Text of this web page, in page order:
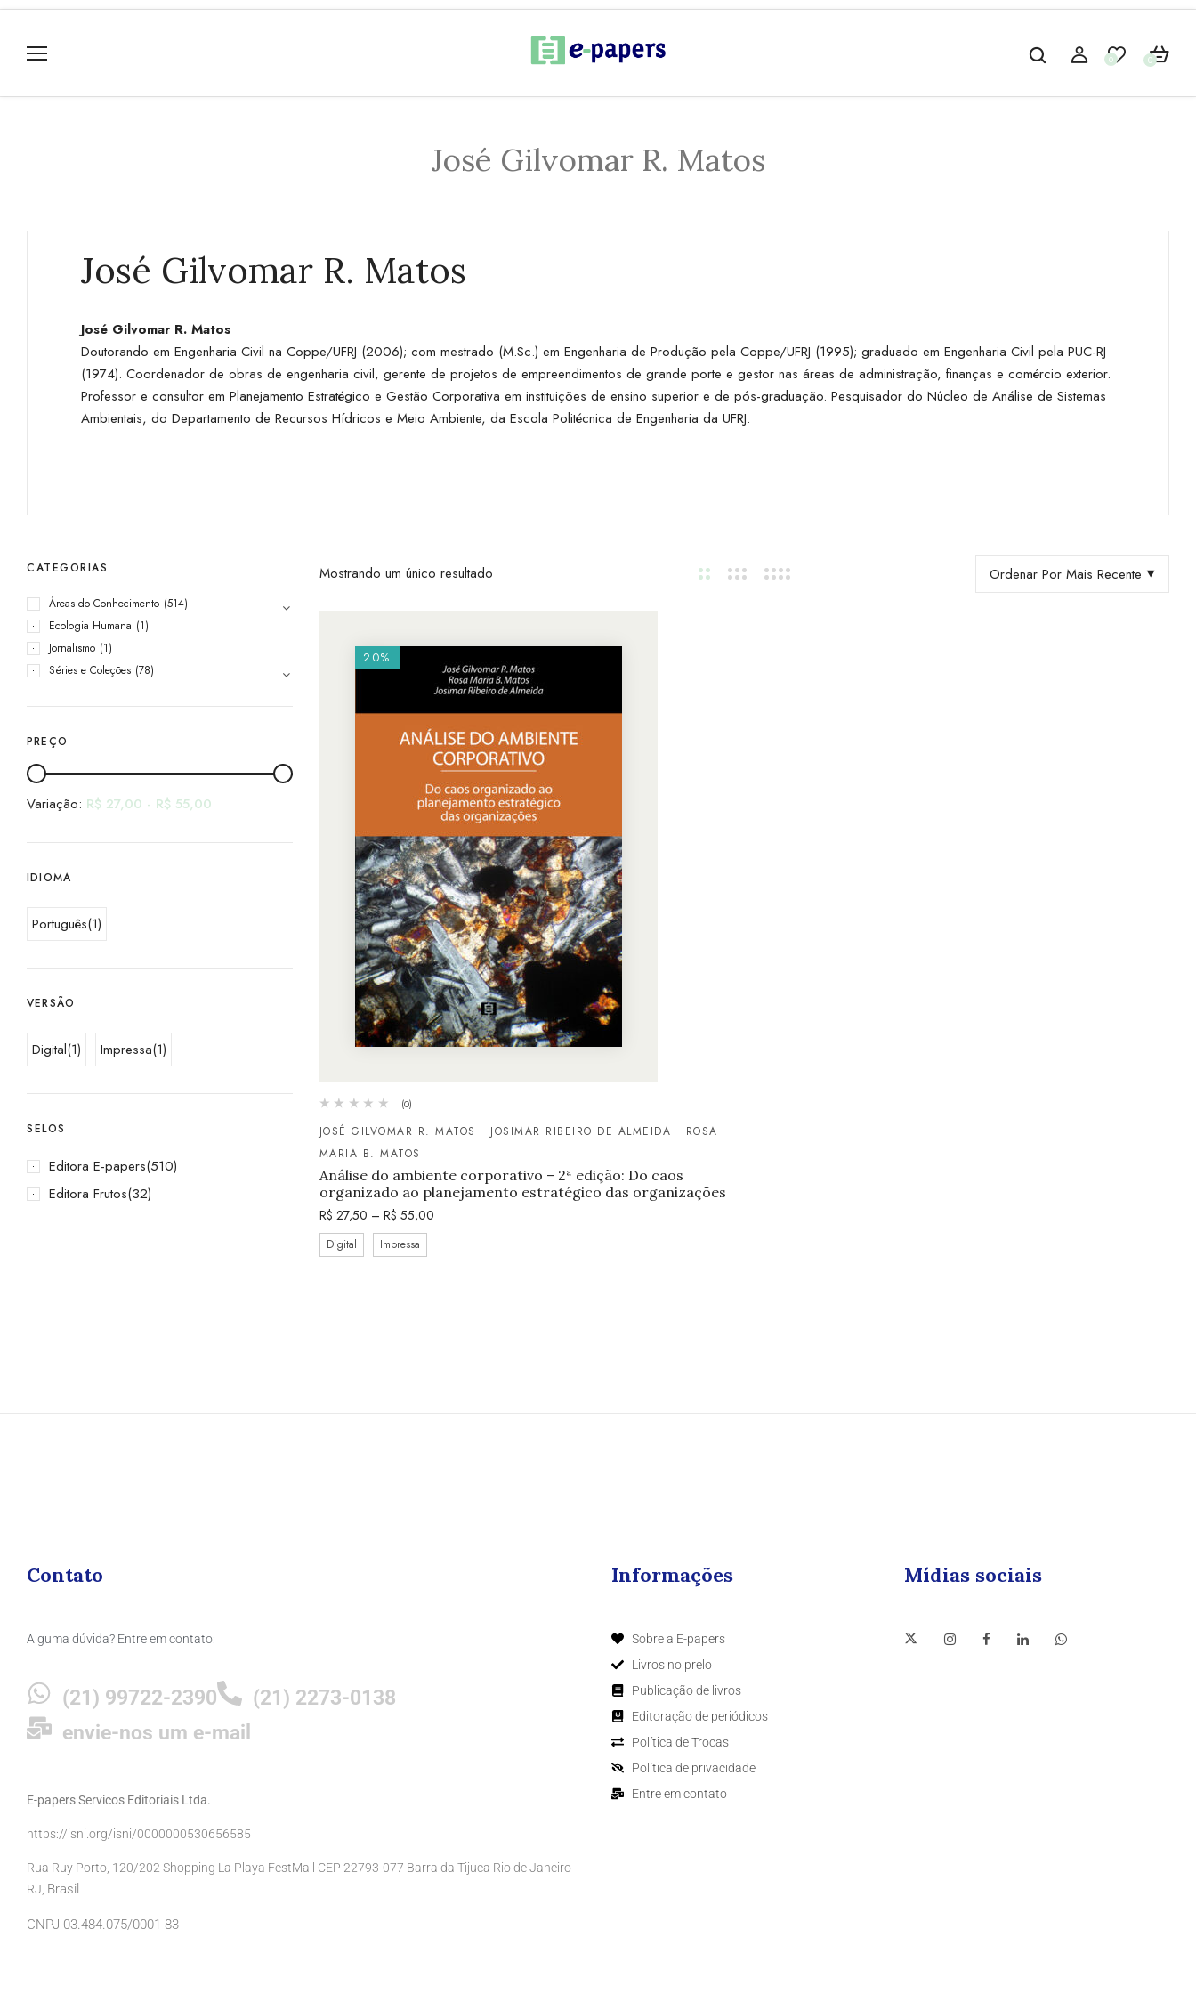
0 0
José Gilvomar R. Matos
José Gilvomar R. Matos
José Gilvomar R. Matos
Doutorando em Engenharia Civil na Coppe/UFRJ (2006); com mestrado (M.Sc.) em Engenharia de Produção pela Coppe/UFRJ (1995); graduado em Engenharia Civil pela PUC-RJ
(1974). Coordenador de obras de engenharia civil, gerente de projetos de empreendimentos de grande porte e gestor nas áreas de administração, finanças e comércio exterior.
Professor e consultor em Planejamento Estratégico e Gestão Corporativa em instituições de ensino superior e de pós-graduação. Pesquisador do Núcleo de Análise de Sistemas
Ambientais, do Departamento de Recursos Hídricos e Meio Ambiente, da Escola Politécnica de Engenharia da UFRJ.
CATEGORIAS
Áreas do Conhecimento (514)
Ecologia Humana (1)
Jornalismo (1)
Séries e Coleções (78)
PREÇO
Variação: R$ 27,00 - R$ 55,00
IDIOMA
Português(1)
VERSÃO
Digital(1) Impressa(1)
SELOS
Editora E-papers(510)
Editora Frutos(32)
Mostrando um único resultado Ordenar Por Mais Recente
20%
(0)
JOSÉ GILVOMAR R. MATOS JOSIMAR RIBEIRO DE ALMEIDA
ROSA
MARIA B. MATOS
Análise do ambiente corporativo – 2ª edição: Do caos
organizado ao planejamento estratégico das organizações
R$ 27,50 – R$ 55,00
Digital Impressa
Contato
Alguma dúvida? Entre em contato:
(21) 99722-2390
(21) 2273-0138
envie-nos um e-mail
E-papers Servicos Editoriais Ltda.
https://isni.org/isni/0000000530656585
Rua Ruy Porto, 120/202 Shopping La Playa FestMall CEP 22793-077 Barra da Tijuca Rio de Janeiro
RJ, Brasil
CNPJ 03.484.075/0001-83
Informações
Sobre a E-papers
Livros no prelo
Publicação de livros
Editoração de periódicos
Política de Trocas
Política de privacidade
Entre em contato
Mídias sociais